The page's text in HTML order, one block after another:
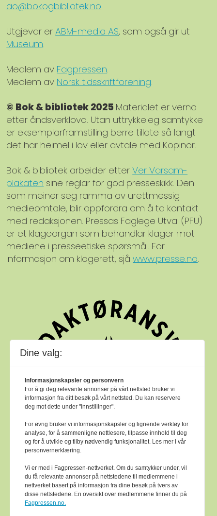
ao@bokogbibliotek.no
Utgjevar erABM-media AS, som også gir ut
Museum.
Medlem av Fagpressen.
Medlem av Norsk tidsskriftforening.
© Bok & bibliotek 2025 Materialet er verna
etter åndsverklova. Utan uttrykkeleg samtykke
er eksemplarframstilling berre tillate så langt
det har heimel i lov eller avtale med Kopinor.
Bok & bibliotek arbeider etterVer Varsam-
plakaten sine reglar for god presseskikk. Den
som meiner seg ramma av urettmessig
medieomtale, blir oppfordra om å ta kontakt
med redaksjonen. Pressas Faglege Utval (PFU)
er et klageorgan som behandlar klager mot
mediene i presseetiske spørsmål. For
informasjon om klagerett, sjåwww.presse.no.
Bok & bibliotek arbeider etterVer Varsam -
plakatensine reglar for god presseskikk.
Dine valg:
Informasjonskapsler og personvern
For å gi deg relevante annonser på vårt nettsted bruker vi
informasjon fra ditt besøk på vårt nettsted. Du kan reservere
deg mot dette under "Innstillinger".
For øvrig bruker vi informasjonskapsler og lignende verktøy for
analyse, for å sammenligne nettlesere, tilpasse innhold til deg
og for å utvikle og tilby nødvendig funksjonalitet. Les mer i vår
personvernerklæring.
Vi er med i Fagpressen-nettverket. Om du samtykker under, vil
du få relevante annonser på nettstedene til medlemmene i
nettverket basert på informasjon fra dine besøk på tvers av
disse nettstedene. En oversikt over medlemmene finner du på
Fagpressen.no.